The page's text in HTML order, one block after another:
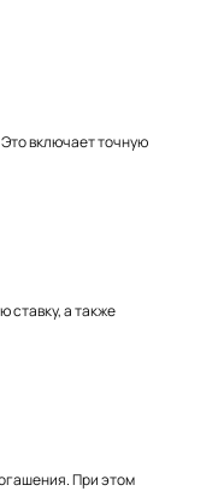
включает точную
ставку, а также
При этом